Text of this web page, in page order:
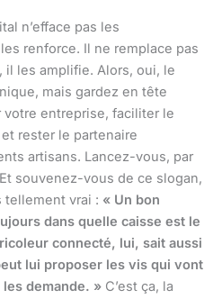
n’efface pas les
renforce. Il ne remplace pas
il les amplifie. Alors, oui, le
mais gardez en tête
votre entreprise, faciliter le
rester le partenaire
artisans. Lancez-vous, par
souvenez-vous de ce slogan,
tellement vrai : « Un bon
dans quelle caisse est le
connecté, lui, sait aussi
lui proposer les vis qui vont
les demande. » C’est ça, la